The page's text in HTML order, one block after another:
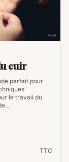
matériaux
livre vous
Vous
les
cuir
parfait pour
le travail du
TTC